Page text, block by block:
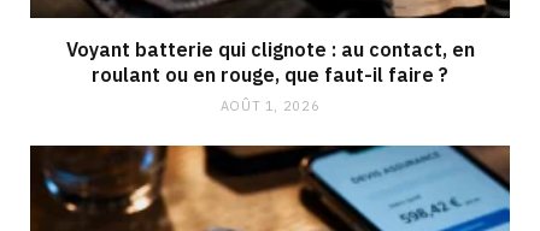
Voyant batterie qui clignote : au contact, en
roulant ou en rouge, que faut-il faire ?
AOÛT 1, 2026